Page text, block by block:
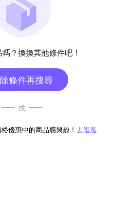
？換換其他條件吧！
條件再搜尋
或
優惠中的商品感興趣！ 去逛逛